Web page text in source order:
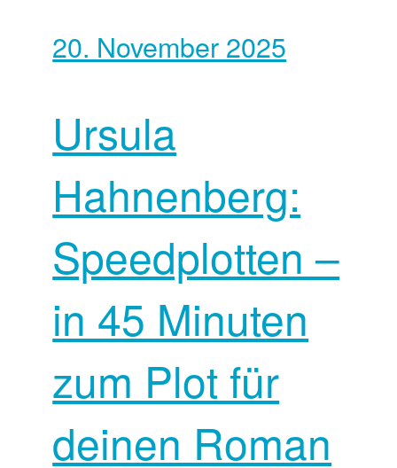
20. November 2025
Ursula
Hahnenberg:
Speedplotten –
in 45 Minuten
zum Plot für
deinen Roman